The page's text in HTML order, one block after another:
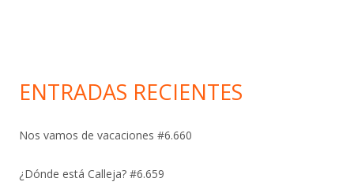
ENTRADAS RECIENTES
Nos vamos de vacaciones #6.660
¿Dónde está Calleja? #6.659